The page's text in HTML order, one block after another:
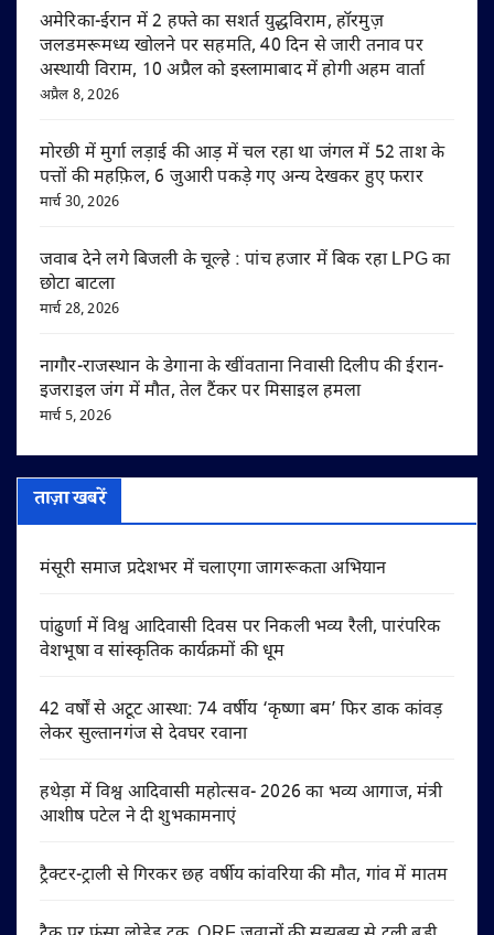
अमेरिका-ईरान में 2 हफ्ते का सशर्त युद्धविराम, हॉरमुज़
जलडमरूमध्य खोलने पर सहमति, 40 दिन से जारी तनाव पर
अस्थायी विराम, 10 अप्रैल को इस्लामाबाद में होगी अहम वार्ता
अप्रैल 8, 2026
मोरछी में मुर्गा लड़ाई की आड़ में चल रहा था जंगल में 52 ताश के
पत्तों की महफ़िल, 6 जुआरी पकड़े गए अन्य देखकर हुए फरार
मार्च 30, 2026
जवाब देने लगे बिजली के चूल्हे : पांच हजार में बिक रहा LPG का
छोटा बाटला
मार्च 28, 2026
नागौर-राजस्थान के डेगाना के खींवताना निवासी दिलीप की ईरान-
इजराइल जंग में मौत, तेल टैंकर पर मिसाइल हमला
मार्च 5, 2026
ताज़ा खबरें
मंसूरी समाज प्रदेशभर में चलाएगा जागरूकता अभियान
पांढुर्णा में विश्व आदिवासी दिवस पर निकली भव्य रैली, पारंपरिक
वेशभूषा व सांस्कृतिक कार्यक्रमों की धूम
42 वर्षों से अटूट आस्था: 74 वर्षीय ‘कृष्णा बम’ फिर डाक कांवड़
लेकर सुल्तानगंज से देवघर रवाना
हथेड़ा में विश्व आदिवासी महोत्सव- 2026 का भव्य आगाज, मंत्री
आशीष पटेल ने दी शुभकामनाएं
ट्रैक्टर-ट्राली से गिरकर छह वर्षीय कांवरिया की मौत, गांव में मातम